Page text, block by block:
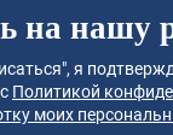
на нашу
я
Политикой
моих